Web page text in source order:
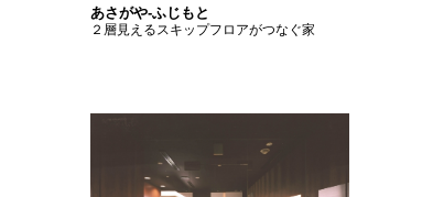
あさがや-ふじもと
２層見えるスキップフロアがつなぐ家